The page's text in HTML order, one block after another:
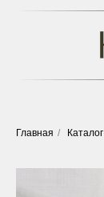
Главная / Каталог